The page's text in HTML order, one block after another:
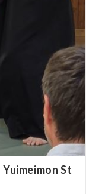
St